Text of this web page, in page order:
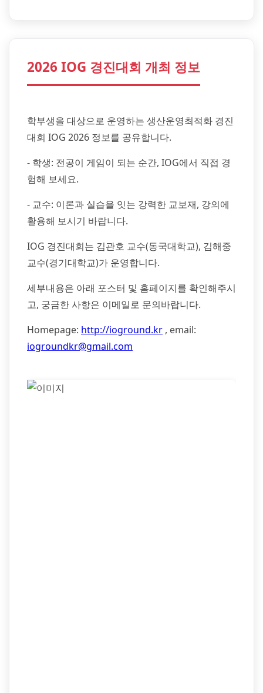
2026 IOG 경진대회 개최 정보
학부생을 대상으로 운영하는 생산운영최적화 경진
대회 IOG 2026 정보를 공유합니다.
- 학생: 전공이 게임이 되는 순간, IOG에서 직접 경
험해 보세요.
- 교수: 이론과 실습을 잇는 강력한 교보재, 강의에
활용해 보시기 바랍니다.
IOG 경진대회는 김관호 교수(동국대학교), 김해중
교수(경기대학교)가 운영합니다.
세부내용은 아래 포스터 및 홈페이지를 확인해주시
고, 궁금한 사항은 이메일로 문의바랍니다.
Homepage: http://ioground.kr , email:
iogroundkr@gmail.com